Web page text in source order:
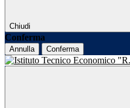
Chiudi
Conferma
Annulla Conferma